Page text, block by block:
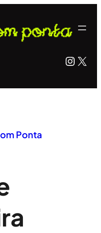
X
Ponta